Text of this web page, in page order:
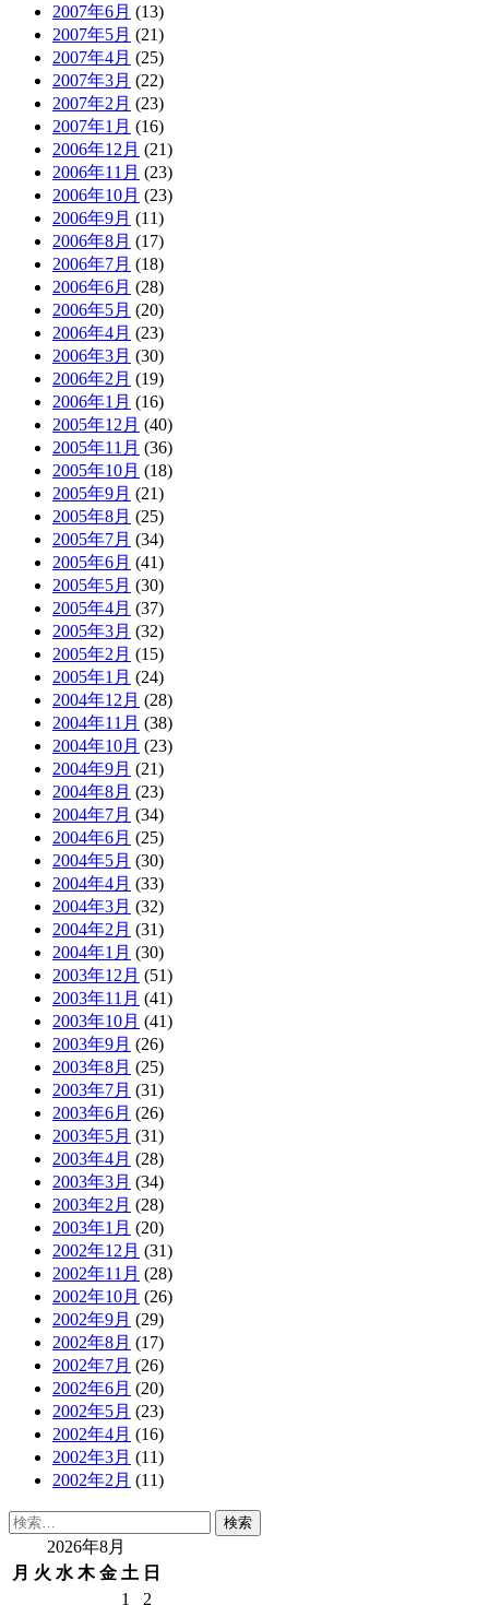
2007年6月 (13)
2007年5月 (21)
2007年4月 (25)
2007年3月 (22)
2007年2月 (23)
2007年1月 (16)
2006年12月 (21)
2006年11月 (23)
2006年10月 (23)
2006年9月 (11)
2006年8月 (17)
2006年7月 (18)
2006年6月 (28)
2006年5月 (20)
2006年4月 (23)
2006年3月 (30)
2006年2月 (19)
2006年1月 (16)
2005年12月 (40)
2005年11月 (36)
2005年10月 (18)
2005年9月 (21)
2005年8月 (25)
2005年7月 (34)
2005年6月 (41)
2005年5月 (30)
2005年4月 (37)
2005年3月 (32)
2005年2月 (15)
2005年1月 (24)
2004年12月 (28)
2004年11月 (38)
2004年10月 (23)
2004年9月 (21)
2004年8月 (23)
2004年7月 (34)
2004年6月 (25)
2004年5月 (30)
2004年4月 (33)
2004年3月 (32)
2004年2月 (31)
2004年1月 (30)
2003年12月 (51)
2003年11月 (41)
2003年10月 (41)
2003年9月 (26)
2003年8月 (25)
2003年7月 (31)
2003年6月 (26)
2003年5月 (31)
2003年4月 (28)
2003年3月 (34)
2003年2月 (28)
2003年1月 (20)
2002年12月 (31)
2002年11月 (28)
2002年10月 (26)
2002年9月 (29)
2002年8月 (17)
2002年7月 (26)
2002年6月 (20)
2002年5月 (23)
2002年4月 (16)
2002年3月 (11)
2002年2月 (11)
検
2026年8月
月 火 水 木 金 土 日
1
2